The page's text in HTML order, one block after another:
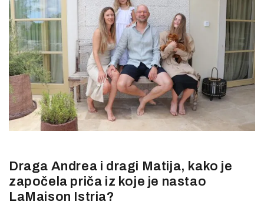
Draga Andrea i dragi Matija, kako je
započela priča iz koje je nastao
LaMaison Istria?